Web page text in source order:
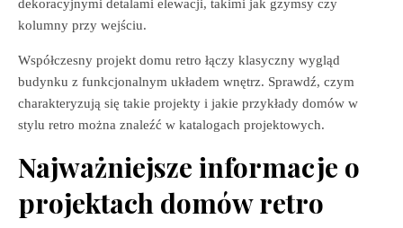
dekoracyjnymi detalami elewacji, takimi jak gzymsy czy
kolumny przy wejściu.
Współczesny projekt domu retro łączy klasyczny wygląd
budynku z funkcjonalnym układem wnętrz. Sprawdź, czym
charakteryzują się takie projekty i jakie przykłady domów w
stylu retro można znaleźć w katalogach projektowych.
Najważniejsze informacje o
projektach domów retro